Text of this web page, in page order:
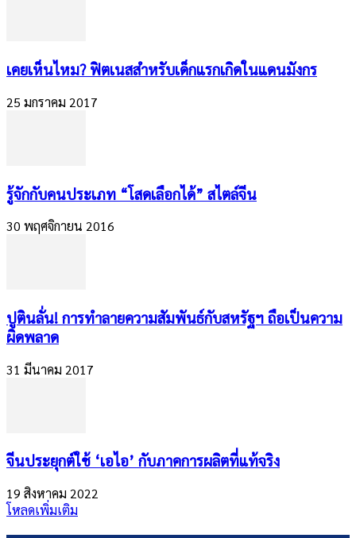
เคยเห็นไหม? ฟิตเนสสำหรับเด็กแรกเกิดในแดนมังกร
25 มกราคม 2017
รู้จักกับคนประเภท “โสดเลือกได้” สไตล์จีน
30 พฤศจิกายน 2016
ปูตินลั่น! การทำลายความสัมพันธ์กับสหรัฐฯ ถือเป็นความ
ผิดพลาด
31 มีนาคม 2017
จีนประยุกต์ใช้ ‘เอไอ’ กับภาคการผลิตที่แท้จริง
19 สิงหาคม 2022
โหลดเพิ่มเติม